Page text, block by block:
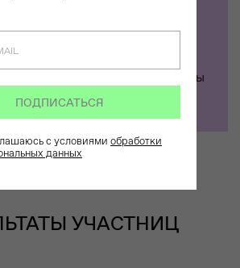
ПОДДЕРЖКА
от профессиональной команды
УЧАСТНИЦ
ПОДПИСАТЬСЯ
с условиями обработки
данных